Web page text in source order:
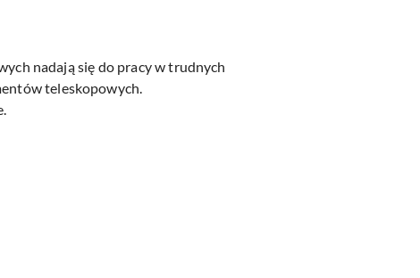
nadają się do pracy w trudnych
teleskopowych.